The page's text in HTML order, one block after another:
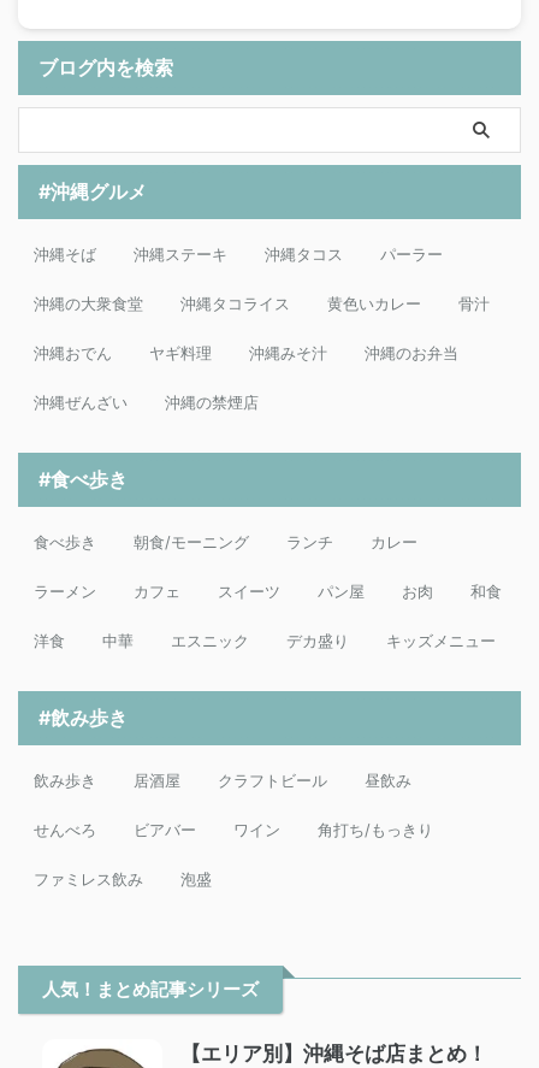
ブログ内を検索
#沖縄グルメ
沖縄そば 沖縄ステーキ 沖縄タコス パーラー
沖縄の大衆食堂 沖縄タコライス 黄色いカレー 骨汁
沖縄おでん ヤギ料理 沖縄みそ汁 沖縄のお弁当
沖縄ぜんざい 沖縄の禁煙店
#食べ歩き
食べ歩き 朝食/モーニング ランチ カレー
ラーメン カフェ スイーツ パン屋 お肉 和食
洋食 中華 エスニック デカ盛り キッズメニュー
#飲み歩き
飲み歩き 居酒屋 クラフトビール 昼飲み
せんべろ ビアバー ワイン 角打ち/もっきり
ファミレス飲み 泡盛
人気！まとめ記事シリーズ
【エリア別】沖縄そば店まとめ！